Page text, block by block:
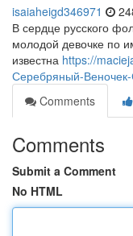
isaiaheigd346971
В сердце русского
молодой девочке по
известна https://
Серебряный-
Comments
Comments
Submit a Comment
No HTML